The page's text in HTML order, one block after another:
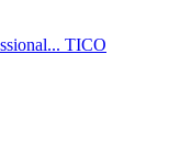
TICO